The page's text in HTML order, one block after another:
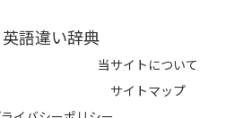
英語違い辞典
当サイトについて
サイトマップ